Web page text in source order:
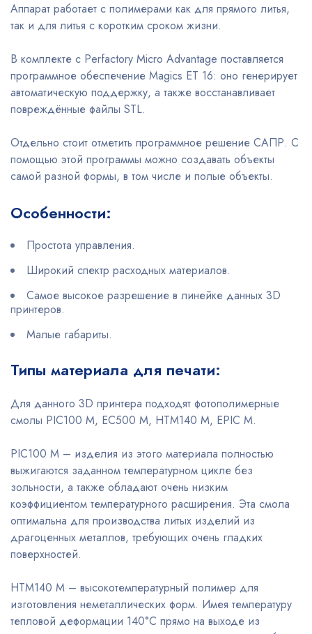
Аппарат работает с полимерами как для прямого литья,
так и для литья с коротким сроком жизни.
В комплекте с Perfactory Micro Advantage поставляется
программное обеспечение Magics ET 16: оно генерирует
автоматическую поддержку, а также восстанавливает
повреждённые файлы STL.
Отдельно стоит отметить программное решение САПР. С
помощью этой программы можно создавать объекты
самой разной формы, в том числе и полые объекты.
Особенности:
Простота управления.
Широкий спектр расходных материалов.
Самое высокое разрешение в линейке данных 3D
принтеров.
Малые габариты.
Типы материала для печати:
Для данного 3D принтера подходят фотополимерные
смолы PIC100 M, EC500 M, HTM140 M, EPIC M.
PIC100 M – изделия из этого материала полностью
выжигаются заданном температурном цикле без
зольности, а также обладают очень низким
коэффициентом температурного расширения. Эта смола
оптимальна для производства литых изделий из
драгоценных металлов, требующих очень гладких
поверхностей.
HTM140 M – высокотемпературный полимер для
изготовления неметаллических форм. Имея температуру
тепловой деформации 140°C прямо на выходе из